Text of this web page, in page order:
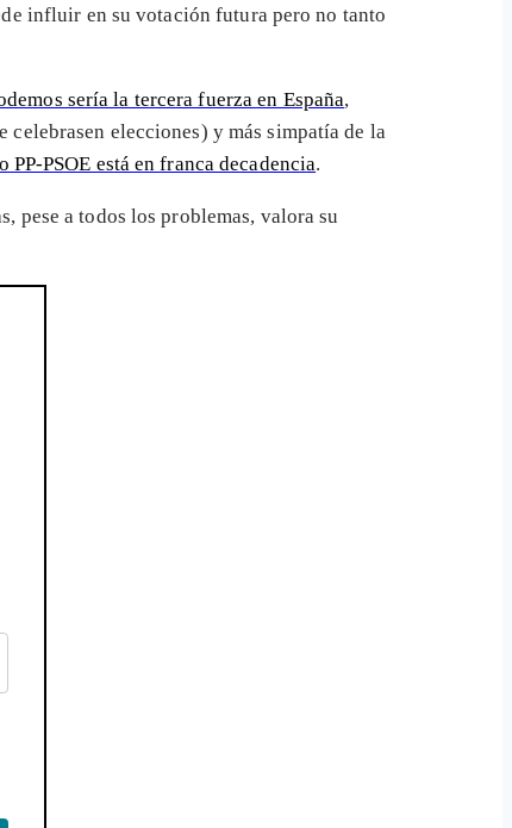
influir en su votación futura pero no tanto
sería la tercera fuerza en España,
celebrasen elecciones) y más simpatía de la
PP-PSOE está en franca decadencia.
pese a todos los problemas, valora su